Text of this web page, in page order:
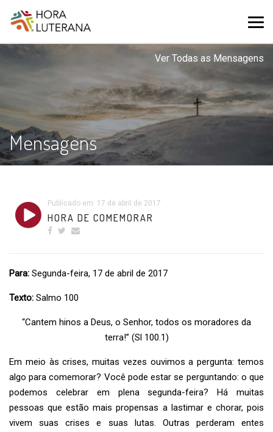
Mensagens
Ver Todas as Mensagens
Publicado em: 17 de abril de 2017
HORA DE COMEMORAR
Para: Segunda-feira, 17 de abril de 2017
Texto: Salmo 100
“Cantem hinos a Deus, o Senhor, todos os moradores da
terra!” (Sl 100.1)
Em meio às crises, muitas vezes ouvimos a pergunta: temos
algo para comemorar? Você pode estar se perguntando: o que
podemos celebrar em plena segunda-feira? Há muitas
pessoas que estão mais propensas a lastimar e chorar, pois
vivem suas crises e suas lutas. Outras perderam entes